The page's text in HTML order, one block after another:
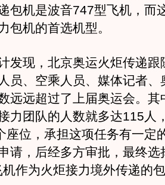
包机是波音747型飞机，而
包机的首选机型。
现，北京奥运火炬传递跟
员、空乘人员、媒体记者、
远远超过了上届奥运会。其
力团队的人数就多达115人
座位，承担这项任务有一定
请，后经多方审批，最终选
作为火炬接力境外传递的